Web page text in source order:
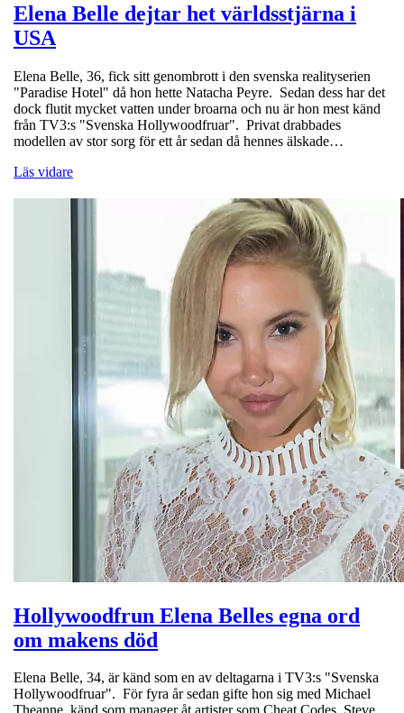
Elena Belle dejtar het världsstjärna i
USA
Elena Belle, 36, fick sitt genombrott i den svenska realityserien
"Paradise Hotel" då hon hette Natacha Peyre. Sedan dess har det
dock flutit mycket vatten under broarna och nu är hon mest känd
från TV3:s "Svenska Hollywoodfruar". Privat drabbades
modellen av stor sorg för ett år sedan då hennes älskade…
Läs vidare
Hollywoodfrun Elena Belles egna ord
om makens död
Elena Belle, 34, är känd som en av deltagarna i TV3:s "Svenska
Hollywoodfruar". För fyra år sedan gifte hon sig med Michael